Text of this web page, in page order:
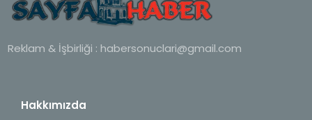
Reklam & İşbirliği : habersonuclari@gmail.com
Hakkımızda